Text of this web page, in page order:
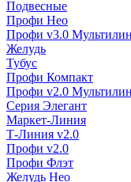
Подвесные
Профи Нео
Профи v3.0
Желудь
Тубус
Профи Компакт
Профи v2.0
Серия Элегант
Маркет-Линия
Т-Линия v2.0
Профи v2.0
Профи Флэт
Желудь Нео